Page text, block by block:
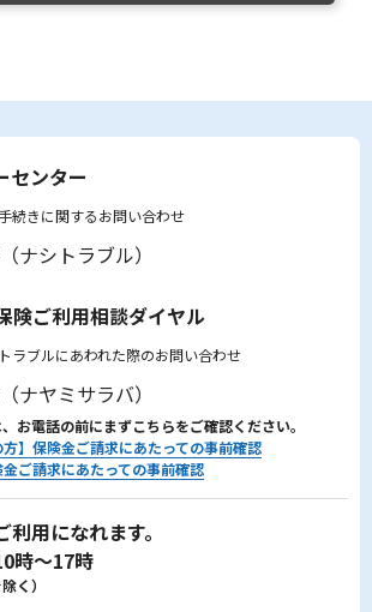
センター
続きに関するお問い合わせ
険ご利用相談ダイヤル
ラブルにあわれた際のお問い合わせ
お電話の前にまずこちらをご確認ください。
方】保険金ご請求にあたっての事前確認
金ご請求にあたっての事前確認
用になれます。
時～17時
く）